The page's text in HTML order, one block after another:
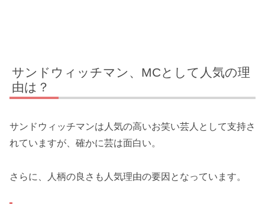
サンドウィッチマン、MCとして人気の理
由は？
サンドウィッチマンは人気の高いお笑い芸人として支持さ
れていますが、確かに芸は面白い。
さらに、人柄の良さも人気理由の要因となっています。